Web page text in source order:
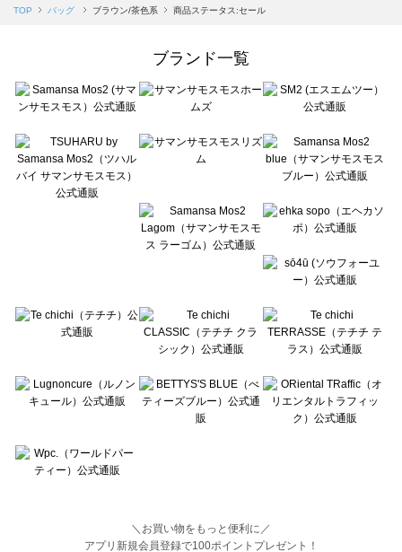
Samansa Mos2 blue（サマンサモスモス ブルー）のバッグ一覧
sō4ū（ソウフォーユー）のバッグ一覧
Te chichi（テチチ）のバッグ一覧
Te chichi CLASSIC（テチチ クラシック）のバッグ一覧
Lugnoncure（ルノンキュール）のバッグ一覧
BETTY'S BLUE（べティーズブルー）のバッグ一覧
Wpc.（ワールドパーティー）のバッグ一覧
TOP バッグ ブラウン/茶色系 商品ステータス:セール
ブランド一覧
＼お買い物をもっと便利に／
アプリ新規会員登録で100ポイントプレゼント！